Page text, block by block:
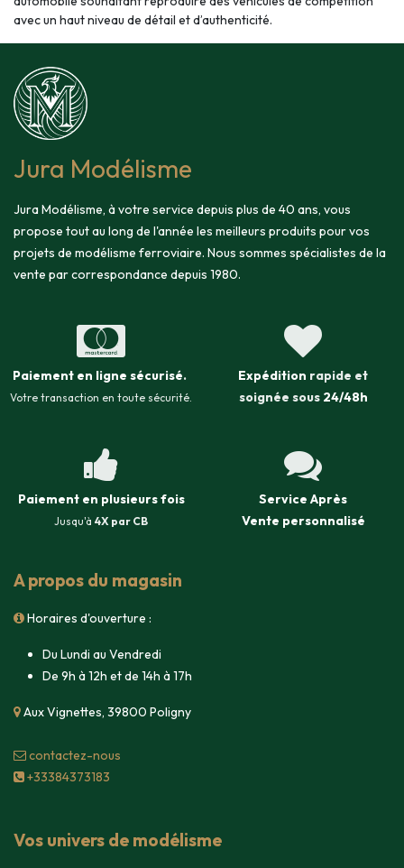
avec un haut niveau de détail et d’authenticité.
Jura Modélisme
Jura Modélisme, à votre service depuis plus de 40 ans, vous
propose tout au long de l'année les meilleurs produits pour vos
projets de modélisme ferroviaire. Nous sommes spécialistes de la
vente par correspondance depuis 1980.
Paiement en ligne sécurisé.
Votre transaction en toute sécurité.
Expédition rapide et
soignée sous 24/48h
Paiement en plusieurs fois
Jusqu'à 4X par CB
Service Après
Vente personnalisé
A propos du magasin
Horaires d'ouverture :
Du Lundi au Vendredi
De 9h à 12h et de 14h à 17h
Aux Vignettes, 39800 Poligny
contacte​z-nous
+33384373183
Vos univers de modélisme